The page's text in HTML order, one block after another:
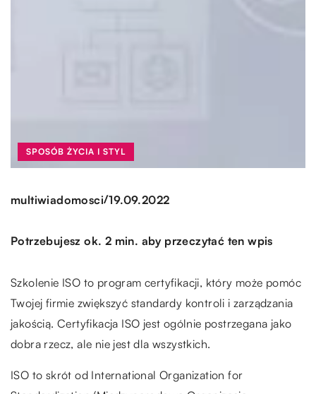
SPOSÓB ŻYCIA I STYL
multiwiadomosci/19.09.2022
Potrzebujesz ok. 2 min. aby przeczytać ten wpis
Szkolenie ISO to program certyfikacji, który może pomóc
Twojej firmie zwiększyć standardy kontroli i zarządzania
jakością. Certyfikacja ISO jest ogólnie postrzegana jako
dobra rzecz, ale nie jest dla wszystkich.
ISO to skrót od International Organization for